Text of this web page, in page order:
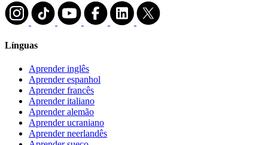
Línguas
Aprender inglês
Aprender espanhol
Aprender francês
Aprender italiano
Aprender alemão
Aprender ucraniano
Aprender neerlandês